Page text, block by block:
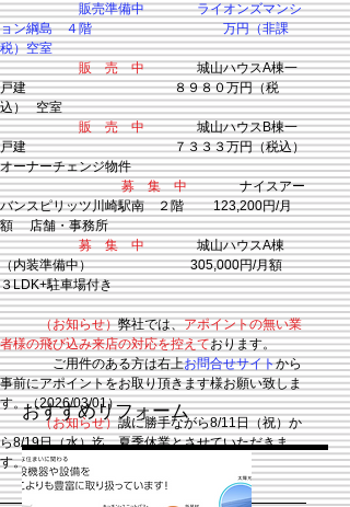
販売準備中
ライオンズマンシ
ョン綱島 ４階 万円（非課
税）空室
販 売 中城山ハウスA棟一
戸建 ８９８０万円（税
込） 空室
販 売 中城山ハウスB棟一
戸建 ７３３３万円（税込）
オーナーチェンジ物件
​募 集 中ナイスアー
バンスピリッツ川崎駅南 ２階 123,200円/月
額 店舗・事務所
募 集 中城山ハウスA棟
（内装準備中） 305,000円/月額
３LDK+駐車場付き
（お知らせ）弊社では、アポイントの無い業
者様の飛び込み来店の対応を控えております。
ご用件のある方は右上お問合せサイトから
事前にアポイントをお取り頂きます様お願い致しま
す。（2026/03/01）
（お知らせ）誠に勝手ながら8/11日（祝）か
ら8/19日（水）迄 夏季休業とさせていただきま
す。（2026/06/22）
おすすめリフォーム